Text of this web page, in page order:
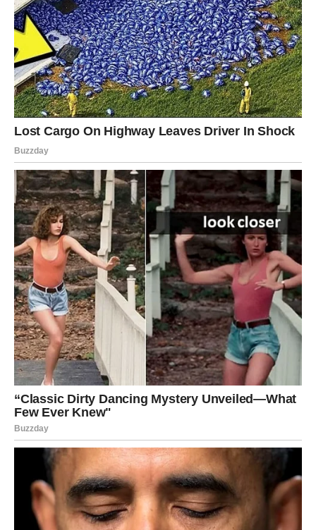
ZAJEDNO
Kada se čovjek osjeća sigurnije finansijski, lakše
pronalazi mir i u drugim dijelovima života.
Zbog toga će mnogi Lavovi u narednom periodu osjetiti i
veću emotivnu stabilnost.
Slobodni Lavovi mogli bi upoznati osobu koja ih inspiriše
da vjeruju u ljepšu budućnost.
Zauzeti će osjetiti kako se odnos sa voljenom osobom
popravlja jer nestaje dio stresa koji ih je dugo
opterećivao.
VRIJEME JE DA POČNETE
VJEROVATI U VELIKE STVARI
Najveća greška koju sada možete napraviti jeste da
sumnjate u sebe.
Zvijezde vam ne šalju prilike bez razloga.
One vam pokazuju da ste spremni za više.
Spremni za uspjeh.
Spremni za obilje.